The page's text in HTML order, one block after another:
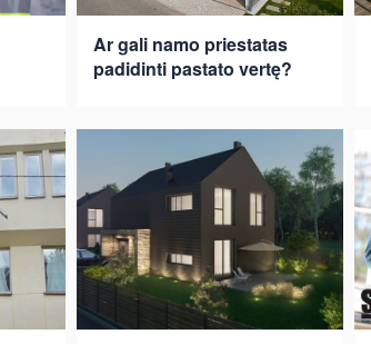
Ar gali namo priestatas
padidinti pastato vertę?